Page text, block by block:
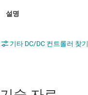
기타 DC/DC 컨트롤러 찾기